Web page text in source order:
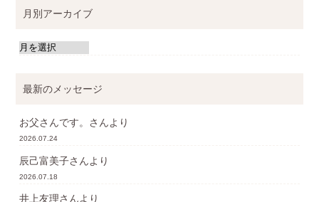
月別アーカイブ
最新のメッセージ
お父さんです。 さんより
2026.07.24
辰己富美子さんより
2026.07.18
井上友理さんより